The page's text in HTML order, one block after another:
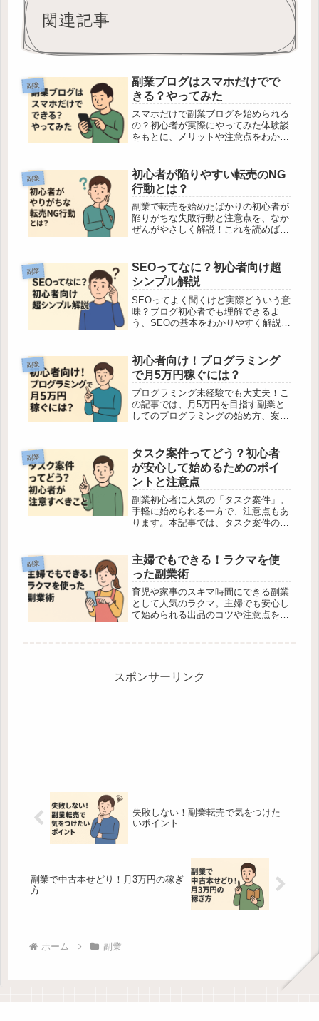
関連記事
副業
副業ブログはスマホだけでで
きる？やってみた
スマホだけで副業ブログを始められる
の？初心者が実際にやってみた体験談
をもとに、メリットや注意点をわかり
副業
初心者が陥りやすい転売のNG
行動とは？
副業で転売を始めたばかりの初心者が
陥りがちな失敗行動と注意点を、なか
ぜんがやさしく解説！これを読めば安
副業
SEOってなに？初心者向け超
シンプル解説
SEOってよく聞くけど実際どういう意
味？ブログ初心者でも理解できるよ
う、SEOの基本をわかりやすく解説。
副業
初心者向け！プログラミング
で月5万円稼ぐには？
プログラミング未経験でも大丈夫！こ
の記事では、月5万円を目指す副業と
してのプログラミングの始め方、案件
やしたいあなたにぴったりの内容で
す。
副業
タスク案件ってどう？初心者
が安心して始めるためのポイ
ントと注意点
副業初心者に人気の「タスク案件」。
手軽に始められる一方で、注意点もあ
ります。本記事では、タスク案件のメ
す。
副業
主婦でもできる！ラクマを使
った副業術
育児や家事のスキマ時間にできる副業
として人気のラクマ。主婦でも安心し
て始められる出品のコツや注意点を、
スポンサーリンク
失敗しない！副業転売で気をつけた
いポイント
副業で中古本せどり！月3万円の稼ぎ
方
ホーム 副業